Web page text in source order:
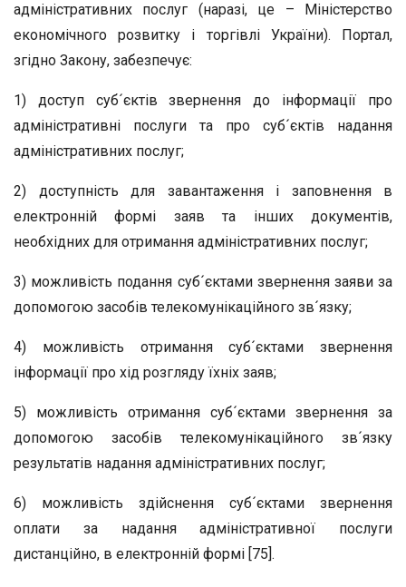
адміністративних послуг (наразі, це – Міністерство
економічного розвитку і торгівлі України). Портал,
згідно Закону, забезпечує:
1) доступ суб´єктів звернення до інформації про
адміністративні послуги та про суб´єктів надання
адміністративних послуг;
2) доступність для завантаження і заповнення в
електронній формі заяв та інших документів,
необхідних для отримання адміністративних послуг;
3) можливість подання суб´єктами звернення заяви за
допомогою засобів телекомунікаційного зв´язку;
4) можливість отримання суб´єктами звернення
інформації про хід розгляду їхніх заяв;
5) можливість отримання суб´єктами звернення за
допомогою засобів телекомунікаційного зв´язку
результатів надання адміністративних послуг;
6) можливість здійснення суб´єктами звернення
оплати за надання адміністративної послуги
дистанційно, в електронній формі [75].